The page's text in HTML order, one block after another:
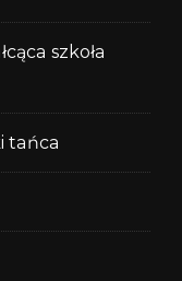
szkoła
tańca